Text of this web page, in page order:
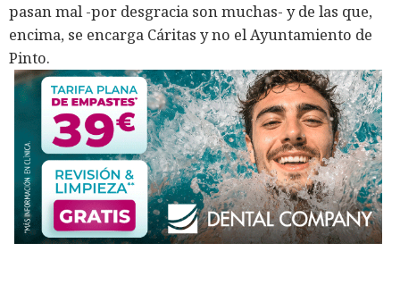
pasan mal -por desgracia son muchas- y de las que,
encima, se encarga Cáritas y no el Ayuntamiento de
Pinto.